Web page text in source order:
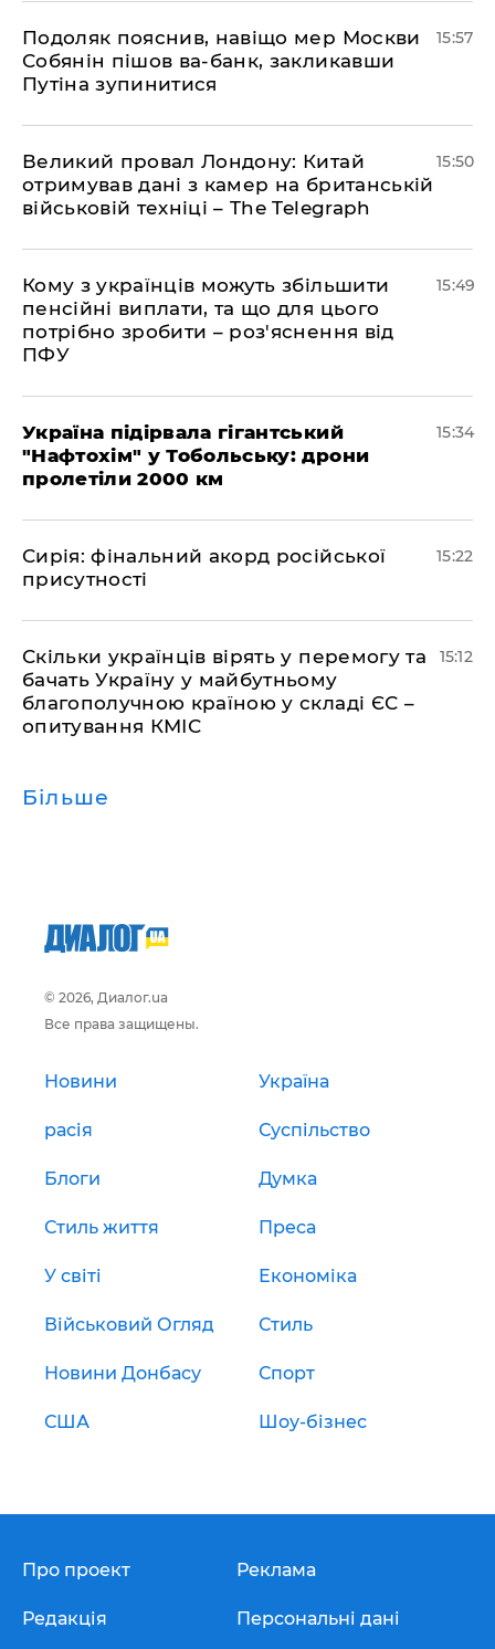
Подоляк пояснив, навіщо мер Москви
Собянін пішов ва-банк, закликавши
Путіна зупинитися
15:57
Великий провал Лондону: Китай
отримував дані з камер на британській
військовій техніці – The Telegraph
15:50
Кому з українців можуть збільшити
пенсійні виплати, та що для цього
потрібно зробити – роз'яснення від
ПФУ
15:49
Україна підірвала гігантський
"Нафтохім" у Тобольську: дрони
пролетіли 2000 км
15:34
​Сирія: фінальний акорд російської
присутності
15:22
Скільки українців вірять у перемогу та
бачать Україну у майбутньому
благополучною країною у складі ЄС –
опитування КМІС
15:12
Більше
© 2026, Диалог.ua
Все права защищены.
Новини Україна
расія Суспільство
Блоги Думка
Стиль життя Преса
У світі Економіка
Військовий Огляд Стиль
Новини Донбасу Спорт
США Шоу-бізнес
Про проект
Редакція
Реклама
Персональні дані